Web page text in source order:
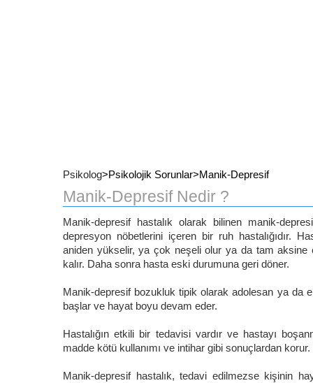
Psikolog>Psikolojik Sorunlar>Manik-Depresif
Manik-Depresif Nedir ?
Manik-depresif hastalık olarak bilinen manik-
depresyon nöbetlerini içeren bir ruh hastalığıdır.
aniden yükselir, ya çok neşeli olur ya da tam
kalır. Daha sonra hasta eski durumuna geri döner.
Manik-depresif bozukluk tipik olarak adolesan ya da
başlar ve hayat boyu devam eder.
Hastalığın etkili bir tedavisi vardır ve hastayı
madde kötü kullanımı ve intihar gibi sonuçlardan korur.
Manik-depresif hastalık, tedavi edilmezse kişinin